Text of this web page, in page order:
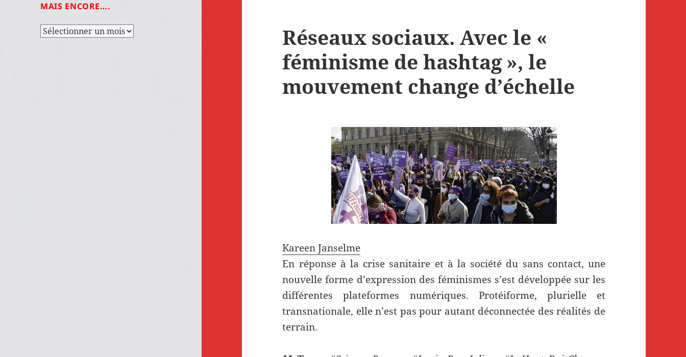
MAIS ENCORE….
Mais
Réseaux sociaux. Avec le «
féminisme de hashtag », le
mouvement change d’échelle
Kareen Janselme
En réponse à la crise sanitaire et à la société du sans contact, une
nouvelle forme d’expression des féminismes s’est développée sur les
différentes plateformes numériques. Protéiforme, plurielle et
transnationale, elle n’est pas pour autant déconnectée des réalités de
terrain.